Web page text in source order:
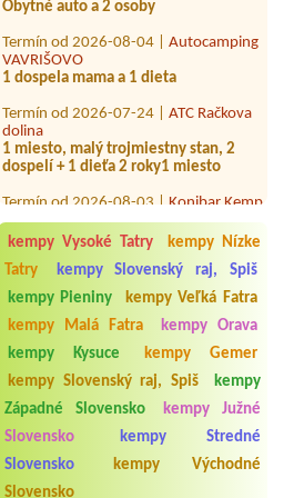
VAVRIŠOVO
1 dospela mama a 1 dieta
dolina
1 miesto, malý trojmiestny stan, 2
dospelí + 1 dieťa 2 roky1 miesto
pod jazerom Hodruša
1 stan, 1 dospely, 2 deti 14 a 17r, pes1
velke kempove aj s elektrikou aj
Termín od 2026-08-11 |Penzión a
Hotel Dedinky, stanový tábor
1 miesto pre stan, auto
Termín od 2026-08-01 |
Konibar Kemp
pod jazerom Hodruša
1 miesto pre jeden stan pre 2 osoby
Termín od 2026-08-06 |
Thermalpark Diakovce
1 stan max 2 stany
kempy Vysoké Tatry
kempy Nízke
Tatry
kempy Slovenský raj, Spiš
kempy Pieniny
kempy Veľká Fatra
kempy Malá Fatra
kempy Orava
kempy Kysuce
kempy Gemer
kempy Slovenský raj, Spiš
kempy
Západné Slovensko
kempy Južné
Slovensko
kempy Stredné
Slovensko
kempy Východné
Slovensko